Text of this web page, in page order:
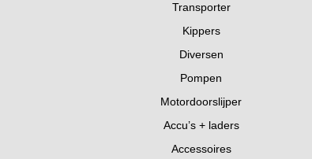
Transporter
Kippers
Diversen
Pompen
Motordoorslijper
Accu’s + laders
Accessoires